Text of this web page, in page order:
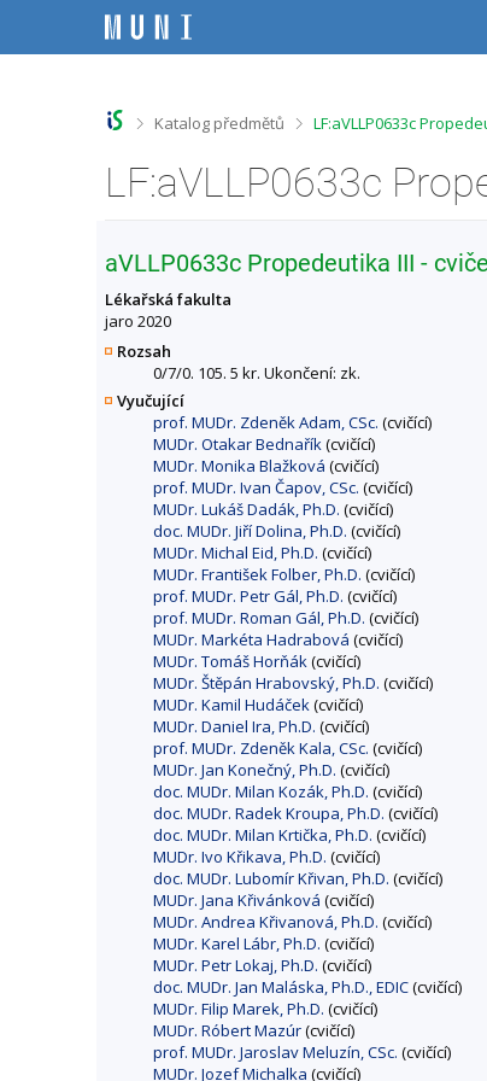
e
e
e
e
>Katalog předmětů >
LF:aVLLP0633c
aVLLP0633c Propedeutika III -
Lékařská fakulta
jaro 2020
Rozsah
0/7/0. 105. 5 kr. Ukončení: zk.
Vyučující
prof. MUDr. Zdeněk Adam, CSc. (cvičící)
MUDr. Otakar Bednařík(cvičící)
MUDr. Monika Blažková (cvičící)
prof. MUDr. Ivan Čapov, CSc. (cvičící)
MUDr. Lukáš Dadák, Ph.D. (cvičící)
doc. MUDr. Jiří Dolina, Ph.D. (cvičící)
MUDr. Michal Eid, Ph.D. (cvičící)
MUDr. František Folber, Ph.D. (cvičící)
prof. MUDr. Petr Gál, Ph.D. (cvičící)
prof. MUDr. Roman Gál, Ph.D. (cvičící)
MUDr. Markéta Hadrabová (cvičící)
MUDr. Tomáš Horňák(cvičící)
MUDr. Štěpán Hrabovský, Ph.D. (cvičící)
MUDr. Kamil Hudáček(cvičící)
MUDr. Daniel Ira, Ph.D. (cvičící)
prof. MUDr. Zdeněk Kala, CSc. (cvičící)
MUDr. Jan Konečný, Ph.D. (cvičící)
doc. MUDr. Milan Kozák, Ph.D. (cvičící)
doc. MUDr. Radek Kroupa, Ph.D. (cvičící)
doc. MUDr. Milan Krtička, Ph.D. (cvičící)
MUDr. Ivo Křikava, Ph.D. (cvičící)
doc. MUDr. Lubomír Křivan, Ph.D. (cvičící)
MUDr. Jana Křivánková (cvičící)
MUDr. Andrea Křivanová, Ph.D. (cvičící)
MUDr. Karel Lábr, Ph.D. (cvičící)
MUDr. Petr Lokaj, Ph.D. (cvičící)
doc. MUDr. Jan Maláska, Ph.D., EDIC(cvičící)
MUDr. Filip Marek, Ph.D. (cvičící)
MUDr. Róbert Mazúr(cvičící)
prof. MUDr. Jaroslav Meluzín, CSc. (cvičící)
MUDr. Jozef Michalka (cvičící)